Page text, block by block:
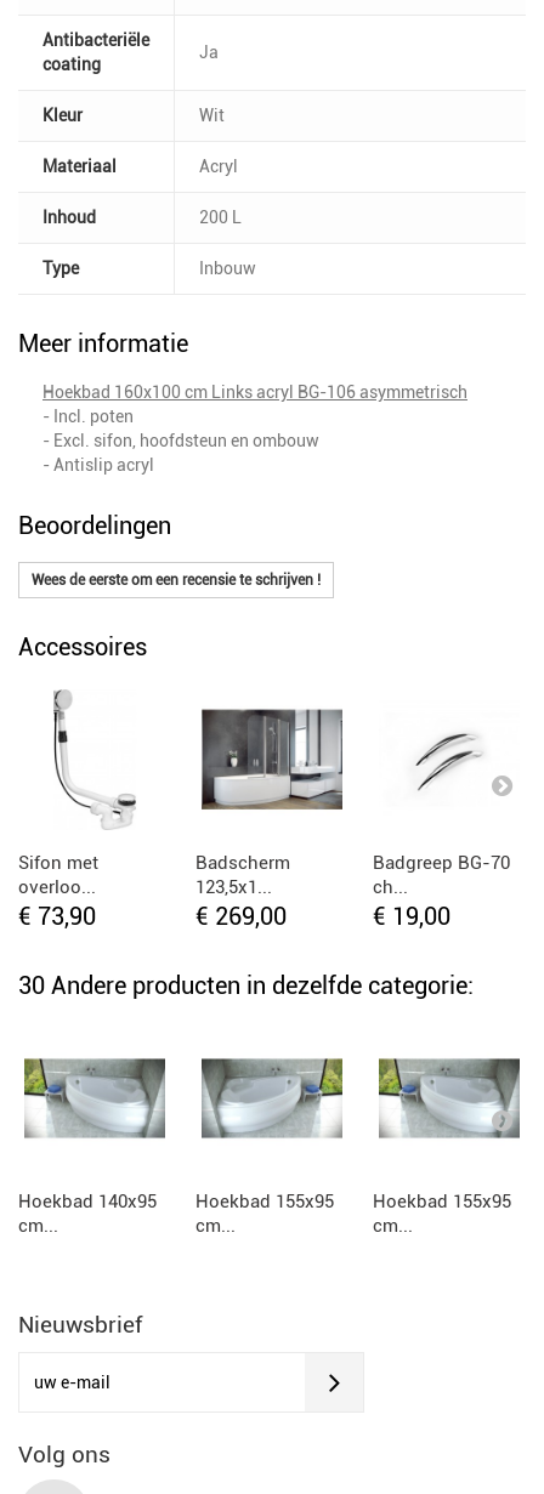
Antibacteriële
coating
Ja
Kleur Wit
Materiaal Acryl
Inhoud 200 L
Type Inbouw
Meer informatie
Hoekbad 160x100 cm Links acryl BG-106 asymmetrisch
- Incl. poten
- Excl. sifon, hoofdsteun en ombouw
- Antislip acryl
Beoordelingen
Wees de eerste om een recensie te schrijven !
Accessoires
Sifon met
overloo...
€ 73,90
Badscherm
123,5x1...
€ 269,00
Badgreep BG-70
ch...
€ 19,00
30 Andere producten in dezelfde categorie:
Hoekbad 140x95
cm...
Hoekbad 155x95
cm...
Hoekbad 155x95
cm...
Nieuwsbrief
Volg ons